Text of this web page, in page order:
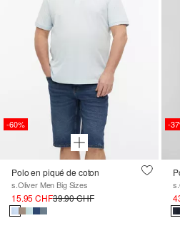
-60%
Polo en piqué de coton
s.Oliver Men Big Sizes
15.95 CHF39.90 CHF
-